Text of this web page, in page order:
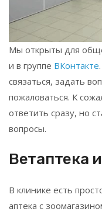
Мы открыты для
и в группе ВКонтакте
связаться, задать
пожаловаться. К
ответить сразу, но
вопросы.
Ветаптека
В клинике есть
аптека с